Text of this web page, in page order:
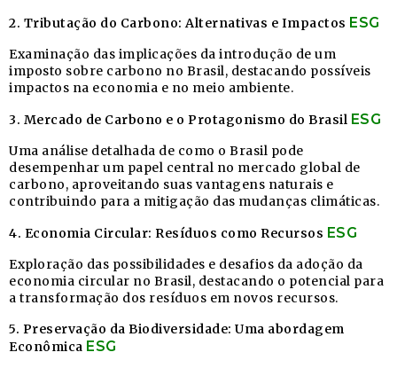
2. Tributação do Carbono: Alternativas e Impactos ESG
Examinação das implicações da introdução de um
imposto sobre carbono no Brasil, destacando possíveis
impactos na economia e no meio ambiente.
3. Mercado de Carbono e o Protagonismo do Brasil ESG
Uma análise detalhada de como o Brasil pode
desempenhar um papel central no mercado global de
carbono, aproveitando suas vantagens naturais e
contribuindo para a mitigação das mudanças climáticas.
4. Economia Circular: Resíduos como Recursos ESG
Exploração das possibilidades e desafios da adoção da
economia circular no Brasil, destacando o potencial para
a transformação dos resíduos em novos recursos.
5. Preservação da Biodiversidade: Uma abordagem
Econômica ESG